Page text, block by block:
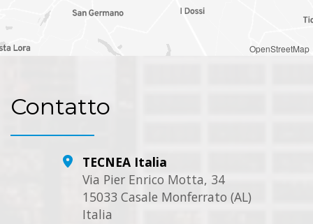
OpenStreetMap
Contatto
TECNEA Italia
Via Pier Enrico Motta, 34
15033 Casale Monferrato (AL)
Italia